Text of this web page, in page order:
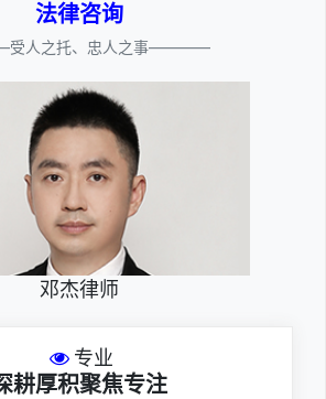
法律咨询
人之托、忠人之事————
邓杰律师
专业
耕厚积聚焦专注